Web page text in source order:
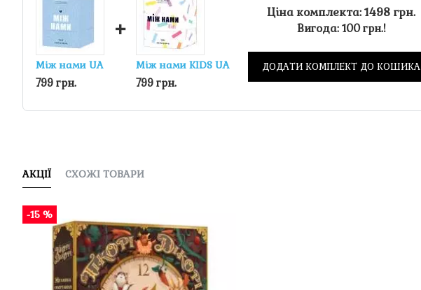
Між нами UA
799 грн.
+
Між нами KIDS UA
799 грн.
Ціна комплекта: 1498 грн.
Вигода: 100 грн.!
ДОДАТИ КОМПЛЕКТ ДО КОШИКА
АКЦІЇ СХОЖІ ТОВАРИ
-15 %